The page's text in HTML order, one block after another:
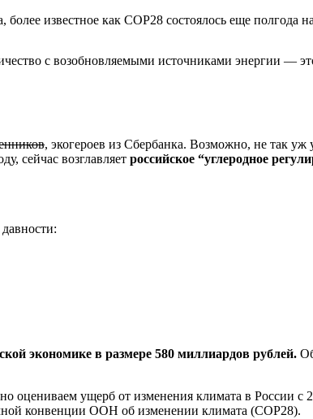
известное как COP28 состоялось еще полгода
с возобновляемыми источниками энергии —
, экогероев из Сбербанка. Возможно, не так уж
сейчас возглавляет российское “углеродное
экономике в размере 580 миллиардов рублей.
оцениваем ущерб от изменения климата в России с
конвенции ООН об изменении климата (COP28).